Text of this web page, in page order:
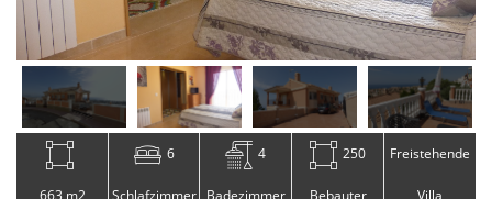
6 4 250 Freistehende